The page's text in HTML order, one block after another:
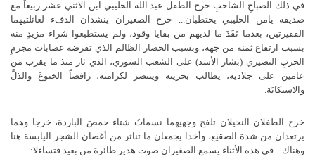
في ذلك الصباحِ الشاحبِ خرج الطفل عبد الله الحليبي ابن الاثني عشر ربيعاً مع
صديقه يامن الحليبي يحتطبان... خرج الصغيران ينشدان الدفء لعائلتيهما
الفقيرتين، بعدما نَفَدَ ما لديهم من بقايا وقود، ولم يستطيعوا شراء مزيدٍ منه
بسبب ارتفاع ثمنه من جهة، وبسبب الحصار الظالم الذي تفرضه عصابات مجرمِ
الحربِ النصيري (بشار الأسد) على الشعب السوري، الذي ثار منذ ما يقرب من
عامين على جلاديه، يطالب بحريته وينتصر لكرامته، رافضاً الخنوعَ والذلَّ
والاستكانَة.
خرج الطفلان النحيلان تلفح وجهيهما نسماتُ شتاء حمصَ الباردة، خرجا وهما
يرتعدان من شدة الصقيع، وأخذا يجمعان ما تناثر من أغصان الشجر اليابسة هنا
وهناك... في هذه الأثناء يسمع الصغيران صوت هدير طائرة من بعيد فتساءلا: